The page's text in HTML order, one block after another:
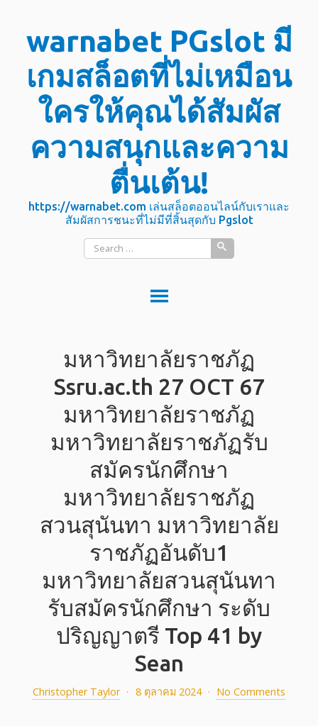
to
content
warnabet PGslot มี
เกมสล็อตที่ไม่เหมือน
ใครให้คุณได้สัมผัส
ความสนุกและความ
ตื่นเต้น!
https://warnabet.com เล่นสล็อตออนไลน์กับเราและ
สัมผัสการชนะที่ไม่มีที่สิ้นสุดกับ Pgslot
Search
มหาวิทยาลัยราชภัฏ
Ssru.ac.th 27 OCT 67
มหาวิทยาลัยราชภัฏ
มหาวิทยาลัยราชภัฏรับ
สมัครนักศึกษา
มหาวิทยาลัยราชภัฏ
สวนสุนันทา มหาวิทยาลัย
ราชภัฏอันดับ1
มหาวิทยาลัยสวนสุนันทา
รับสมัครนักศึกษา ระดับ
ปริญญาตรี Top 41 by
Sean
Christopher Taylor · 8 ตุลาคม 2024 · No Comments